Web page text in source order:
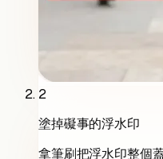
2
塗掉礙事的浮水印
拿筆刷把浮水印整個